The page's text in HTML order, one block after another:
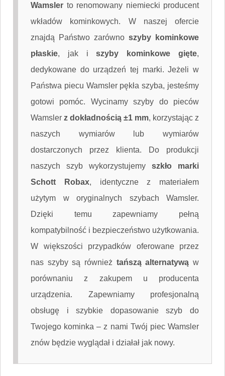
Wamsler to renomowany niemiecki producent
wkładów kominkowych. W naszej ofercie
znajdą Państwo zarówno szyby kominkowe
płaskie, jak iszyby kominkowe gięte,
dedykowane do urządzeń tej marki. Jeżeli w
Państwa piecu Wamsler pękła szyba, jesteśmy
gotowi pomóc. Wycinamy szyby do pieców
Wamsler z dokładnością ±1 mm, korzystając z
naszych wymiarów lub wymiarów
dostarczonych przez klienta. Do produkcji
naszych szyb wykorzystujemy szkło marki
Schott Robax, identyczne z materiałem
użytym w oryginalnych szybach Wamsler.
Dzięki temu zapewniamy pełną
kompatybilność i bezpieczeństwo użytkowania.
W większości przypadków oferowane przez
nas szyby są również tańszą alternatywą w
porównaniu z zakupem u producenta
urządzenia. Zapewniamy profesjonalną
obsługę i szybkie dopasowanie szyb do
Twojego kominka – z nami Twój piec Wamsler
znów będzie wyglądał i działał jak nowy.